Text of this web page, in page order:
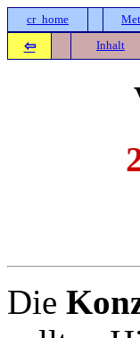
cr_home
⇦ Inhalt
Die